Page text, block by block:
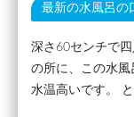
最新の水風呂の
深さ60センチで
の所に、この水
水温高いです。